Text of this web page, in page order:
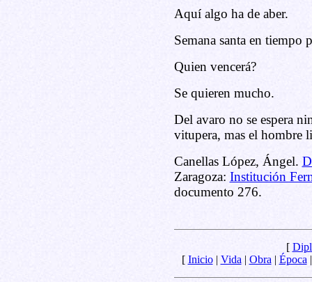
Aquí algo ha de aber.
Semana santa en tiempo
Quien vencerá?
Se quieren mucho.
Del avaro no se espera
vitupera, mas el hombre
Canellas López, Ángel.
Zaragoza: Institución
documento 276.
[
[ Inicio| Vida | Obra | Época